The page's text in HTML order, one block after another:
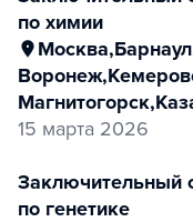
по химии
Москва,Барнаул
Воронеж,
Магнитогорск,
15 марта 2026
заключительный очный этап: практический тур
по генетике